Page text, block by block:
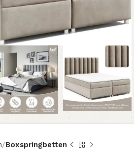
Boxspringbetten